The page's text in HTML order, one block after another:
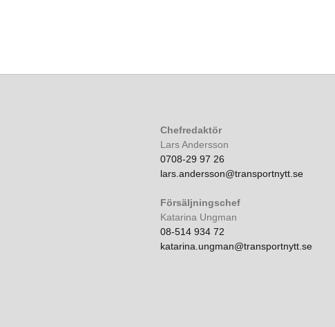
Chefredaktör
Lars Andersson
0708-29 97 26
lars.andersson@transportnytt.se
Försäljningschef
Katarina Ungman
08-514 934 72
katarina.ungman@transportnytt.se